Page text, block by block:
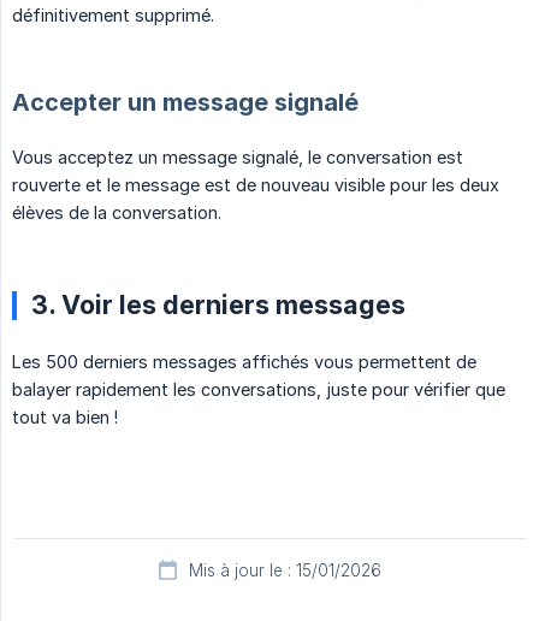
définitivement supprimé.
Accepter un message signalé
Vous acceptez un message signalé, le conversation est
rouverte et le message est de nouveau visible pour les deux
élèves de la conversation.
3. Voir les derniers messages
Les 500 derniers messages affichés vous permettent de
balayer rapidement les conversations, juste pour vérifier que
tout va bien !
Mis à jour le : 15/01/2026